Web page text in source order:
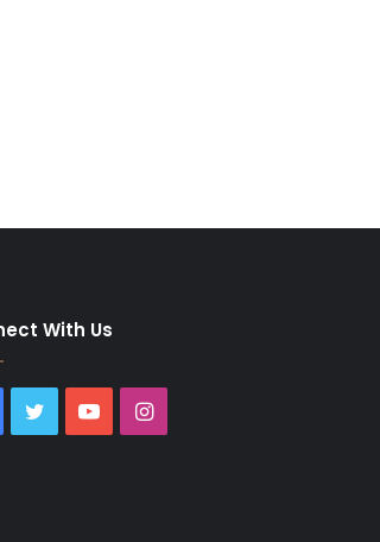
With Us
Facebook
Twitter YouTubeInstagram